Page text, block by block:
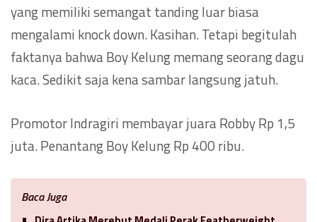
yang memiliki semangat tanding luar biasa
mengalami knock down. Kasihan. Tetapi begitulah
faktanya bahwa Boy Kelung memang seorang dagu
kaca. Sedikit saja kena sambar langsung jatuh.
Promotor Indragiri membayar juara Robby Rp 1,5
juta. Penantang Boy Kelung Rp 400 ribu.
Baca Juga